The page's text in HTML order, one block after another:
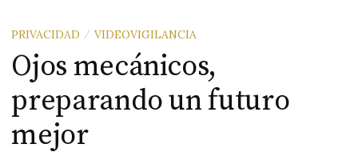
PRIVACIDAD / VIDEOVIGILANCIA
Ojos mecánicos,
preparando un futuro
mejor